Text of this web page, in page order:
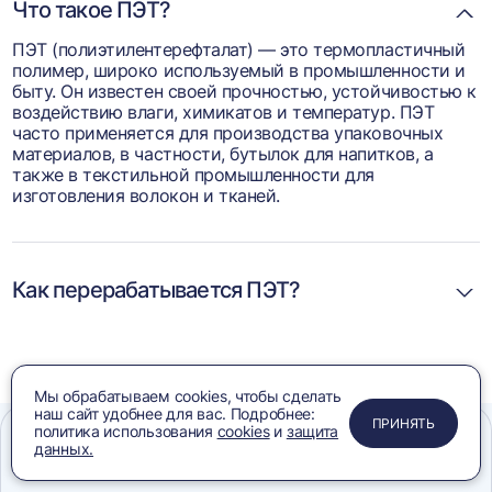
Что такое ПЭТ?
ПЭТ (полиэтилентерефталат) — это термопластичный
полимер, широко используемый в промышленности и
быту. Он известен своей прочностью, устойчивостью к
воздействию влаги, химикатов и температур. ПЭТ
часто применяется для производства упаковочных
материалов, в частности, бутылок для напитков, а
также в текстильной промышленности для
изготовления волокон и тканей.
Как перерабатывается ПЭТ?
Подборка
ПРИМЕНИТЬ
ЗАКРЫТЬ
ЗАКРЫТЬ
ЗАКРЫТЬ
Мы обрабатываем cookies, чтобы сделать
наш сайт удобнее для вас. Подробнее:
политика использования cookiesи защита
данных.
ПРИНЯТЬ